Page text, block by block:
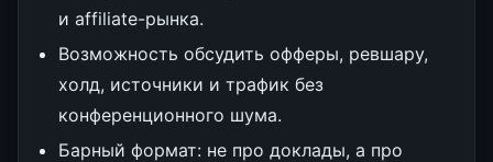
и affiliate-рынка.
Возможность обсудить офферы, ревшару,
холд, источники и трафик без
конференционного шума.
Барный формат: не про доклады, а про